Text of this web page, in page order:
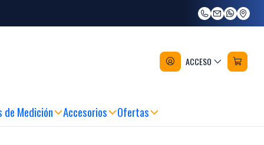
ACCESO
de Medición Accesorios Ofertas
8'' (10mm) Caja 1000 Uni.